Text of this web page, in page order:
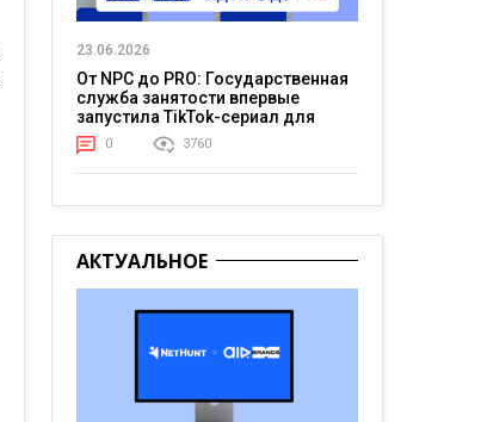
23.06.2026
От NPC до PRO: Государственная
служба занятости впервые
запустила TikTok-сериал для
молодежи
0 3760
АКТУАЛЬНОЕ